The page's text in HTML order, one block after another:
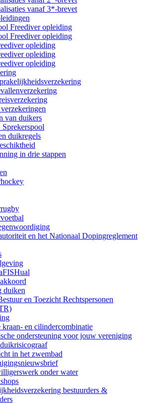
vanaf 3*-brevet
Freediver opleiding
Freediver opleiding
opleiding
opleiding
opleiding
van duikers
duikregels
in drie stappen
en het Nationaal Dopingreglement
duiken
en Toezicht Rechtspersonen
kraan- en cilindercombinatie
ondersteuning voor jouw vereniging
in het zwembad
onder water
bestuurders &